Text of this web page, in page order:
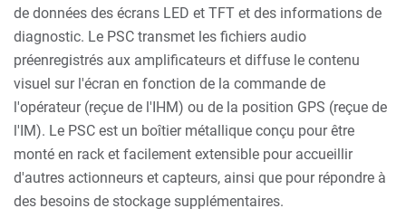
de données des écrans LED et TFT et des informations de
diagnostic. Le PSC transmet les fichiers audio
préenregistrés aux amplificateurs et diffuse le contenu
visuel sur l'écran en fonction de la commande de
l'opérateur (reçue de l'IHM) ou de la position GPS (reçue de
l'IM). Le PSC est un boîtier métallique conçu pour être
monté en rack et facilement extensible pour accueillir
d'autres actionneurs et capteurs, ainsi que pour répondre à
des besoins de stockage supplémentaires.